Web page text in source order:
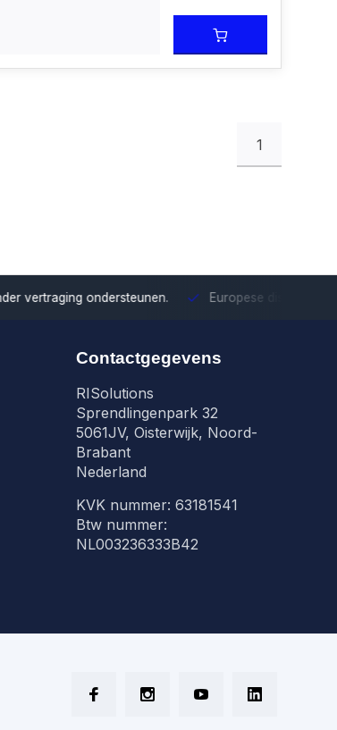
1
ondersteunen. Europese distributie
Contactgegevens
RISolutions
Sprendlingenpark 32
5061JV, Oisterwijk, Noord-
Brabant
Nederland
KVK nummer: 63181541
Btw nummer:
NL003236333B42